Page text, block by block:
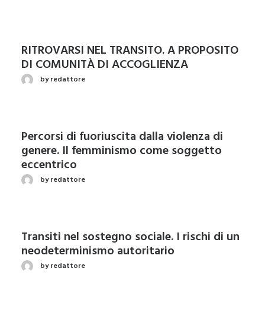
RITROVARSI NEL TRANSITO. A PROPOSITO
DI COMUNITÀ DI ACCOGLIENZA
by redattore
Percorsi di fuoriuscita dalla violenza di
genere. Il femminismo come soggetto
eccentrico
by redattore
Transiti nel sostegno sociale. I rischi di un
neodeterminismo autoritario
by redattore